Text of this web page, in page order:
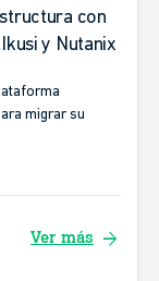
con
y Nutanix
migrar su
Ver más arrow_forward